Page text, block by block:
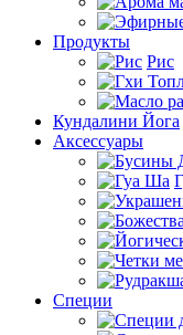
Продукты
Рис
Кундалини Йога
Аксессуары
Специи